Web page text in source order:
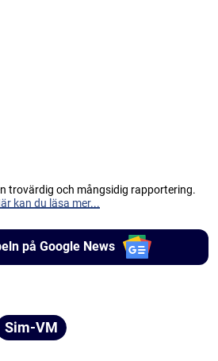
trovärdig och mångsidig rapportering.
kan du läsa mer...
på Google News
Sim-VM